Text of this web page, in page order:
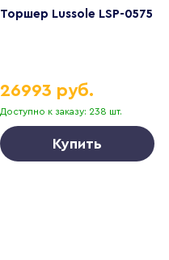
Торшер Lussole LSP-0575
Доступно к заказу: 238 шт.
26993 руб.
Купить